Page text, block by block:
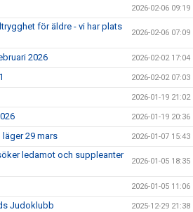
2026-02-06 09:19
för äldre - vi har plats
2026-02-06 07:09
2026 2026-02-02 17:04
2026-02-02 07:03
2026-01-19 21:02
2026-01-19 20:36
läger 29 mars 2026-01-07 15:43
ledamot och suppleanter
2026-01-05 18:35
2026-01-05 11:06
Judoklubb 2025-12-29 21:38